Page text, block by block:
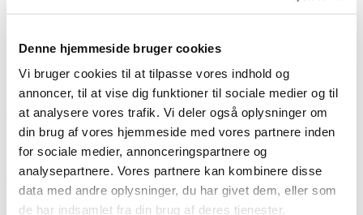
Denne hjemmeside bruger cookies
Vi bruger cookies til at tilpasse vores indhold og
annoncer, til at vise dig funktioner til sociale medier og til
at analysere vores trafik. Vi deler også oplysninger om
din brug af vores hjemmeside med vores partnere inden
for sociale medier, annonceringspartnere og
analysepartnere. Vores partnere kan kombinere disse
data med andre oplysninger, du har givet dem, eller som
de har indsamlet fra din brug af deres tjenester.
jun12. juni 2026
Alt det gode ved buejagt – episode 7
Alt det gode ved buejagt møder i dette afsnit jagttøjseksperten
Nikolaj Trier. Det bliver til en spændende og lærerig snak...
mere